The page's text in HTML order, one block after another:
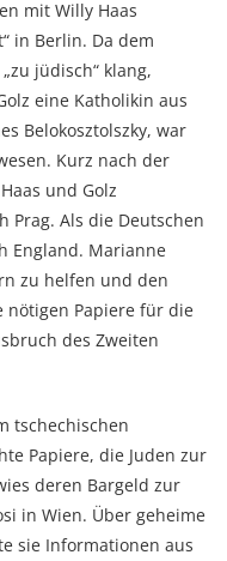
mit Willy Haas
in Berlin. Da dem
jüdisch“ klang,
eine Katholikin aus
Belokosztolszky, war
Kurz nach der
und Golz
Prag. Als die Deutschen
England. Marianne
zu helfen und den
nötigen Papiere für die
des Zweiten
tschechischen
Papiere, die Juden zur
deren Bargeld zur
in Wien. Über geheime
sie Informationen aus